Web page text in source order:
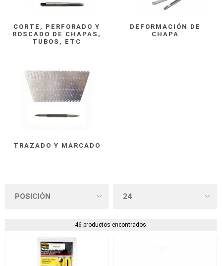
CORTE, PERFORADO Y
ROSCADO DE CHAPAS,
TUBOS, ETC
DEFORMACIÓN DE
CHAPA
TRAZADO Y MARCADO
46 productos encontrados.